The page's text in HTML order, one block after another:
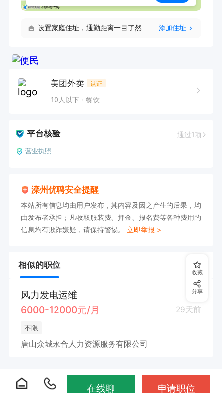
设置家庭住址，通勤距离一目了然 添加住址
美团外卖 认证
10人以下 餐饮
平台核验 通过1项
营业执照
滦州优聘安全提醒
本站所有信息均由用户发布，其内容及因之产生的后果，均
由发布者承担；凡收取服装费、押金、报名费等各种费用的
信息均有欺诈嫌疑，请保持警惕。 立即举报 >
相似的职位
风力发电运维
6000-12000元/月
29天前
不限
唐山众城永合人力资源服务有限公司
收藏
分享
在线聊 申请职位